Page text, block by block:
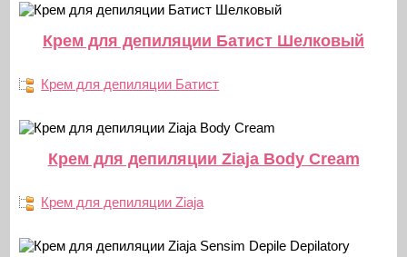
Крем для депиляции Батист Шелковый
Крем для депиляции Батист
Крем для депиляции Ziaja Body Cream
Крем для депиляции Ziaja